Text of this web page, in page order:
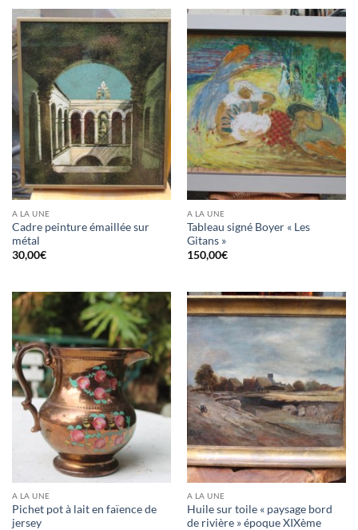
A LA UNE
Cadre peinture émaillée sur
métal
30,00€
A LA UNE
Tableau signé Boyer « Les
Gitans »
150,00€
A LA UNE
Pichet pot à lait en faïence de
jersey
A LA UNE
Huile sur toile « paysage bord
de rivière » époque XIXème